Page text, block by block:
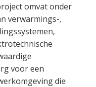
omvat onder
verwarmings-,
voor een
die